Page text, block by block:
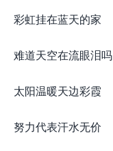
彩虹挂在蓝天的家
难道天空在流眼泪吗
太阳温暖天边彩霞
努力代表汗水无价